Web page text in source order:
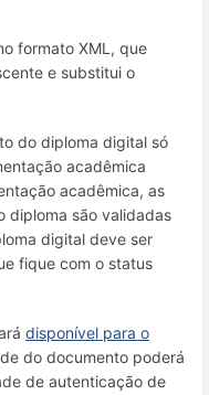
formato XML, que
e substitui o
do diploma digital só
acadêmica
acadêmica, as
diploma são validadas
digital deve ser
fique com o status
disponível para o
do documento poderá
de autenticação de